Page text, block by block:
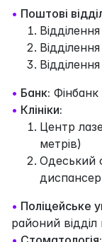
• Поштові
• Банк:
• Клініки:
Центр
метрів)
Одеський
• Поліцейське
районий відділ